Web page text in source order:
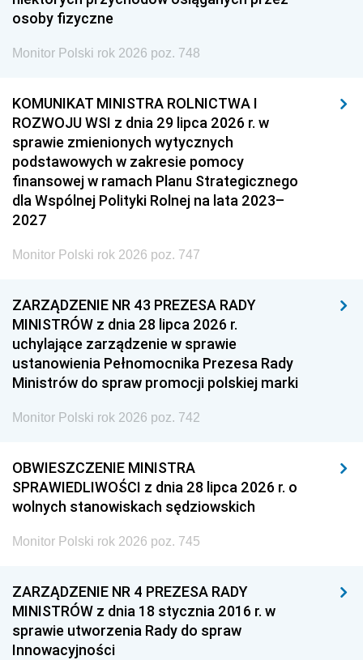
osoby fizyczne
Monitor Polski rok 2026 poz. 748
KOMUNIKAT MINISTRA ROLNICTWA I
ROZWOJU WSI z dnia 29 lipca 2026 r. w
sprawie zmienionych wytycznych
podstawowych w zakresie pomocy
finansowej w ramach Planu Strategicznego
dla Wspólnej Polityki Rolnej na lata 2023–
2027
Monitor Polski rok 2026 poz. 747
ZARZĄDZENIE NR 43 PREZESA RADY
MINISTRÓW z dnia 28 lipca 2026 r.
uchylające zarządzenie w sprawie
ustanowienia Pełnomocnika Prezesa Rady
Ministrów do spraw promocji polskiej marki
Monitor Polski rok 2026 poz. 742
OBWIESZCZENIE MINISTRA
SPRAWIEDLIWOŚCI z dnia 28 lipca 2026 r. o
wolnych stanowiskach sędziowskich
Monitor Polski rok 2026 poz. 745
ZARZĄDZENIE NR 4 PREZESA RADY
MINISTRÓW z dnia 18 stycznia 2016 r. w
sprawie utworzenia Rady do spraw
Innowacyjności